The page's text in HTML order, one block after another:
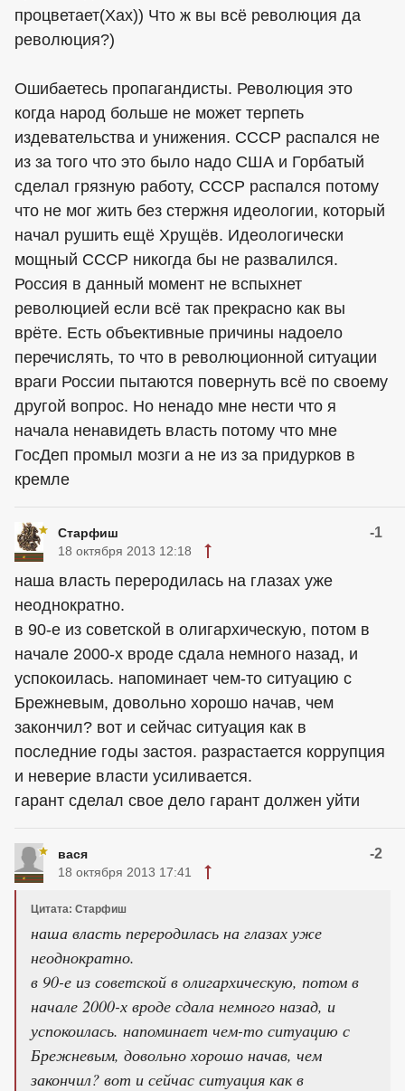
процветает(Хах)) Что ж вы всё революция да
революция?)
Ошибаетесь пропагандисты. Революция это
когда народ больше не может терпеть
издевательства и унижения. СССР распался не
из за того что это было надо США и Горбатый
сделал грязную работу, СССР распался потому
что не мог жить без стержня идеологии, который
начал рушить ещё Хрущёв. Идеологически
мощный СССР никогда бы не развалился.
Россия в данный момент не вспыхнет
революцией если всё так прекрасно как вы
врёте. Есть объективные причины надоело
перечислять, то что в революционной ситуации
враги России пытаются повернуть всё по своему
другой вопрос. Но ненадо мне нести что я
начала ненавидеть власть потому что мне
ГосДеп промыл мозги а не из за придурков в
кремле
Старфиш -1
18 октября 2013 12:18
наша власть переродилась на глазах уже
неоднократно.
в 90-е из советской в олигархическую, потом в
начале 2000-х вроде сдала немного назад, и
успокоилась. напоминает чем-то ситуацию с
Брежневым, довольно хорошо начав, чем
закончил? вот и сейчас ситуация как в
последние годы застоя. разрастается коррупция
и неверие власти усиливается.
гарант сделал свое дело гарант должен уйти
вася -2
18 октября 2013 17:41
Цитата: Старфиш
наша власть переродилась на глазах уже
неоднократно.
в 90-е из советской в олигархическую, потом в
начале 2000-х вроде сдала немного назад, и
успокоилась. напоминает чем-то ситуацию с
Брежневым, довольно хорошо начав, чем
закончил? вот и сейчас ситуация как в